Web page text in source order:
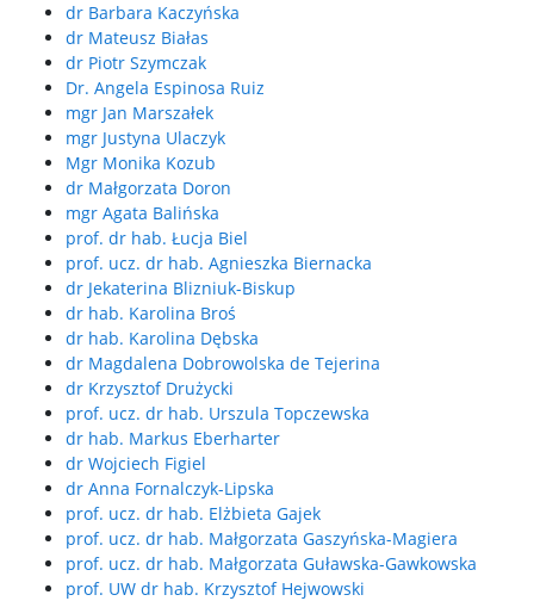
dr Barbara Kaczyńska
dr Mateusz Białas
dr Piotr Szymczak
Dr. Angela Espinosa Ruiz
mgr Jan Marszałek
mgr Justyna Ulaczyk
Mgr Monika Kozub
dr Małgorzata Doron
mgr Agata Balińska
prof. dr hab. Łucja Biel
prof. ucz. dr hab. Agnieszka Biernacka
dr Jekaterina Blizniuk-Biskup
dr hab. Karolina Broś
dr hab. Karolina Dębska
dr Magdalena Dobrowolska de Tejerina
dr Krzysztof Drużycki
prof. ucz. dr hab. Urszula Topczewska
dr hab. Markus Eberharter
dr Wojciech Figiel
dr Anna Fornalczyk-Lipska
prof. ucz. dr hab. Elżbieta Gajek
prof. ucz. dr hab. Małgorzata Gaszyńska-Magiera
prof. ucz. dr hab. Małgorzata Guławska-Gawkowska
prof. UW dr hab. Krzysztof Hejwowski